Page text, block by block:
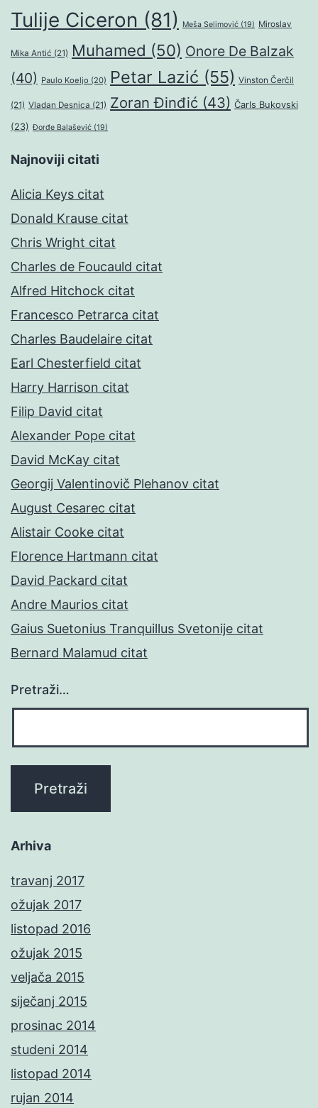
Tulije Ciceron (81) Meša Selimović (19) Miroslav
Mika Antić (21) Muhamed (50) Onore De Balzak
(40) Paulo Koeljo (20) Petar Lazić (55) Vinston Čerčil
(21) Vladan Desnica (21) Zoran Đinđić (43) Čarls Bukovski
(23) Đorđe Balašević (19)
Najnoviji citati
Alicia Keys citat
Donald Krause citat
Chris Wright citat
Charles de Foucauld citat
Alfred Hitchock citat
Francesco Petrarca citat
Charles Baudelaire citat
Earl Chesterfield citat
Harry Harrison citat
Filip David citat
Alexander Pope citat
David McKay citat
Georgij Valentinovič Plehanov citat
August Cesarec citat
Alistair Cooke citat
Florence Hartmann citat
David Packard citat
Andre Maurios citat
Gaius Suetonius Tranquillus Svetonije citat
Bernard Malamud citat
Pretraži…
Arhiva
travanj 2017
ožujak 2017
listopad 2016
ožujak 2015
veljača 2015
siječanj 2015
prosinac 2014
studeni 2014
listopad 2014
rujan 2014